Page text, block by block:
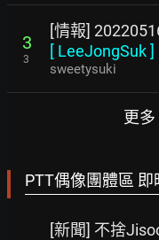
3
3
[情報]
[ LeeJongSuk]
sweetysuki
更多
PTT偶像團體區
[新聞] 不捨